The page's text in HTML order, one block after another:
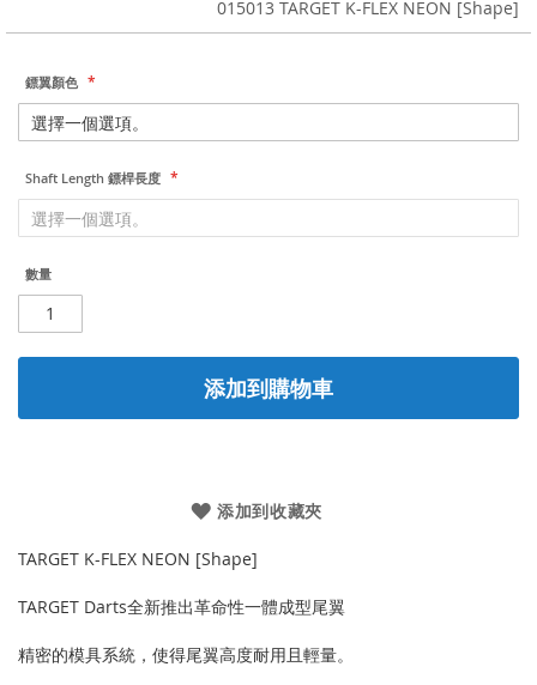
015013 TARGET K-FLEX NEON [Shape]
鏢翼顏色
Shaft Length 鏢桿長度
數量
添加到購物車
添加到收藏夾
TARGET K-FLEX NEON [Shape]
TARGET Darts全新推出革命性一體成型尾翼
精密的模具系統，使得尾翼高度耐用且輕量。
gallery